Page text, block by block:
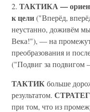
2. ТАКТИКА —
к цели("Вперёд,
неустанно, доживём
Века!"), — на
преобразования и
("Подвиг за подвигом
ТАКТИКбольше
результатом. СТРАТЕГ
при том, что из